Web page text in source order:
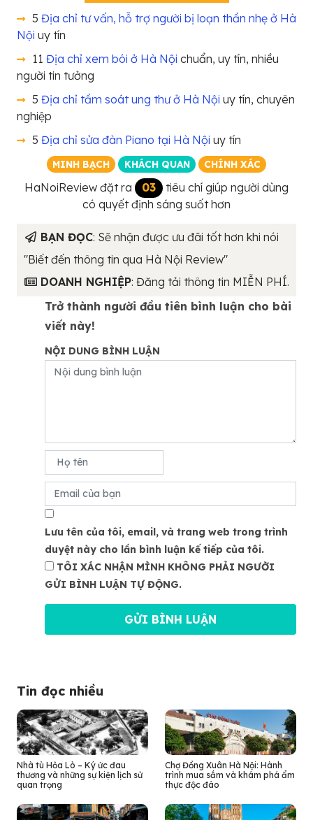
5 Địa chỉ tư vấn, hỗ trợ người bị loạn thần nhẹ ở Hà
Nội uy tín
11 Địa chỉ xem bói ở Hà Nội chuẩn, uy tín, nhiều
người tin tưởng
5 Địa chỉ tầm soát ung thư ở Hà Nội uy tín, chuyên
nghiệp
5 Địa chỉ sửa đàn Piano tại Hà Nội uy tín
MINH BẠCH KHÁCH QUAN CHÍNH XÁC
HaNoiReview đặt ra 03 tiêu chí giúp người dùng
có quyết định sáng suốt hơn
BẠN ĐỌC: Sẽ nhận được ưu đãi tốt hơn khi nói
"Biết đến thông tin qua Hà Nội Review"
DOANH NGHIỆP: Đăng tải thông tin MIỄN PHÍ.
Trở thành người đầu tiên bình luận cho bài
viết này!
NỘI DUNG BÌNH LUẬN
Lưu tên của tôi, email, và trang web trong trình
duyệt này cho lần bình luận kế tiếp của tôi.
TÔI XÁC NHẬN MÌNH KHÔNG PHẢI NGƯỜI
GỬI BÌNH LUẬN TỰ ĐỘNG.
Tin đọc nhiều
Nhà tù Hỏa Lò – Ký ức đau
thương và những sự kiện lịch sử
quan trọng
Chợ Đồng Xuân Hà Nội: Hành
trình mua sắm và khám phá ẩm
thực độc đáo